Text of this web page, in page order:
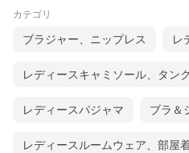
カテゴリ
ブラジャー、ニップレス レ
レディースキャミソール、タン
レディースパジャマ ブラ＆
レディースルームウェア、部屋